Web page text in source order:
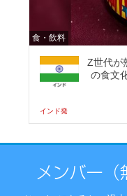
食・飲料
Z世代が
の食文
インド発